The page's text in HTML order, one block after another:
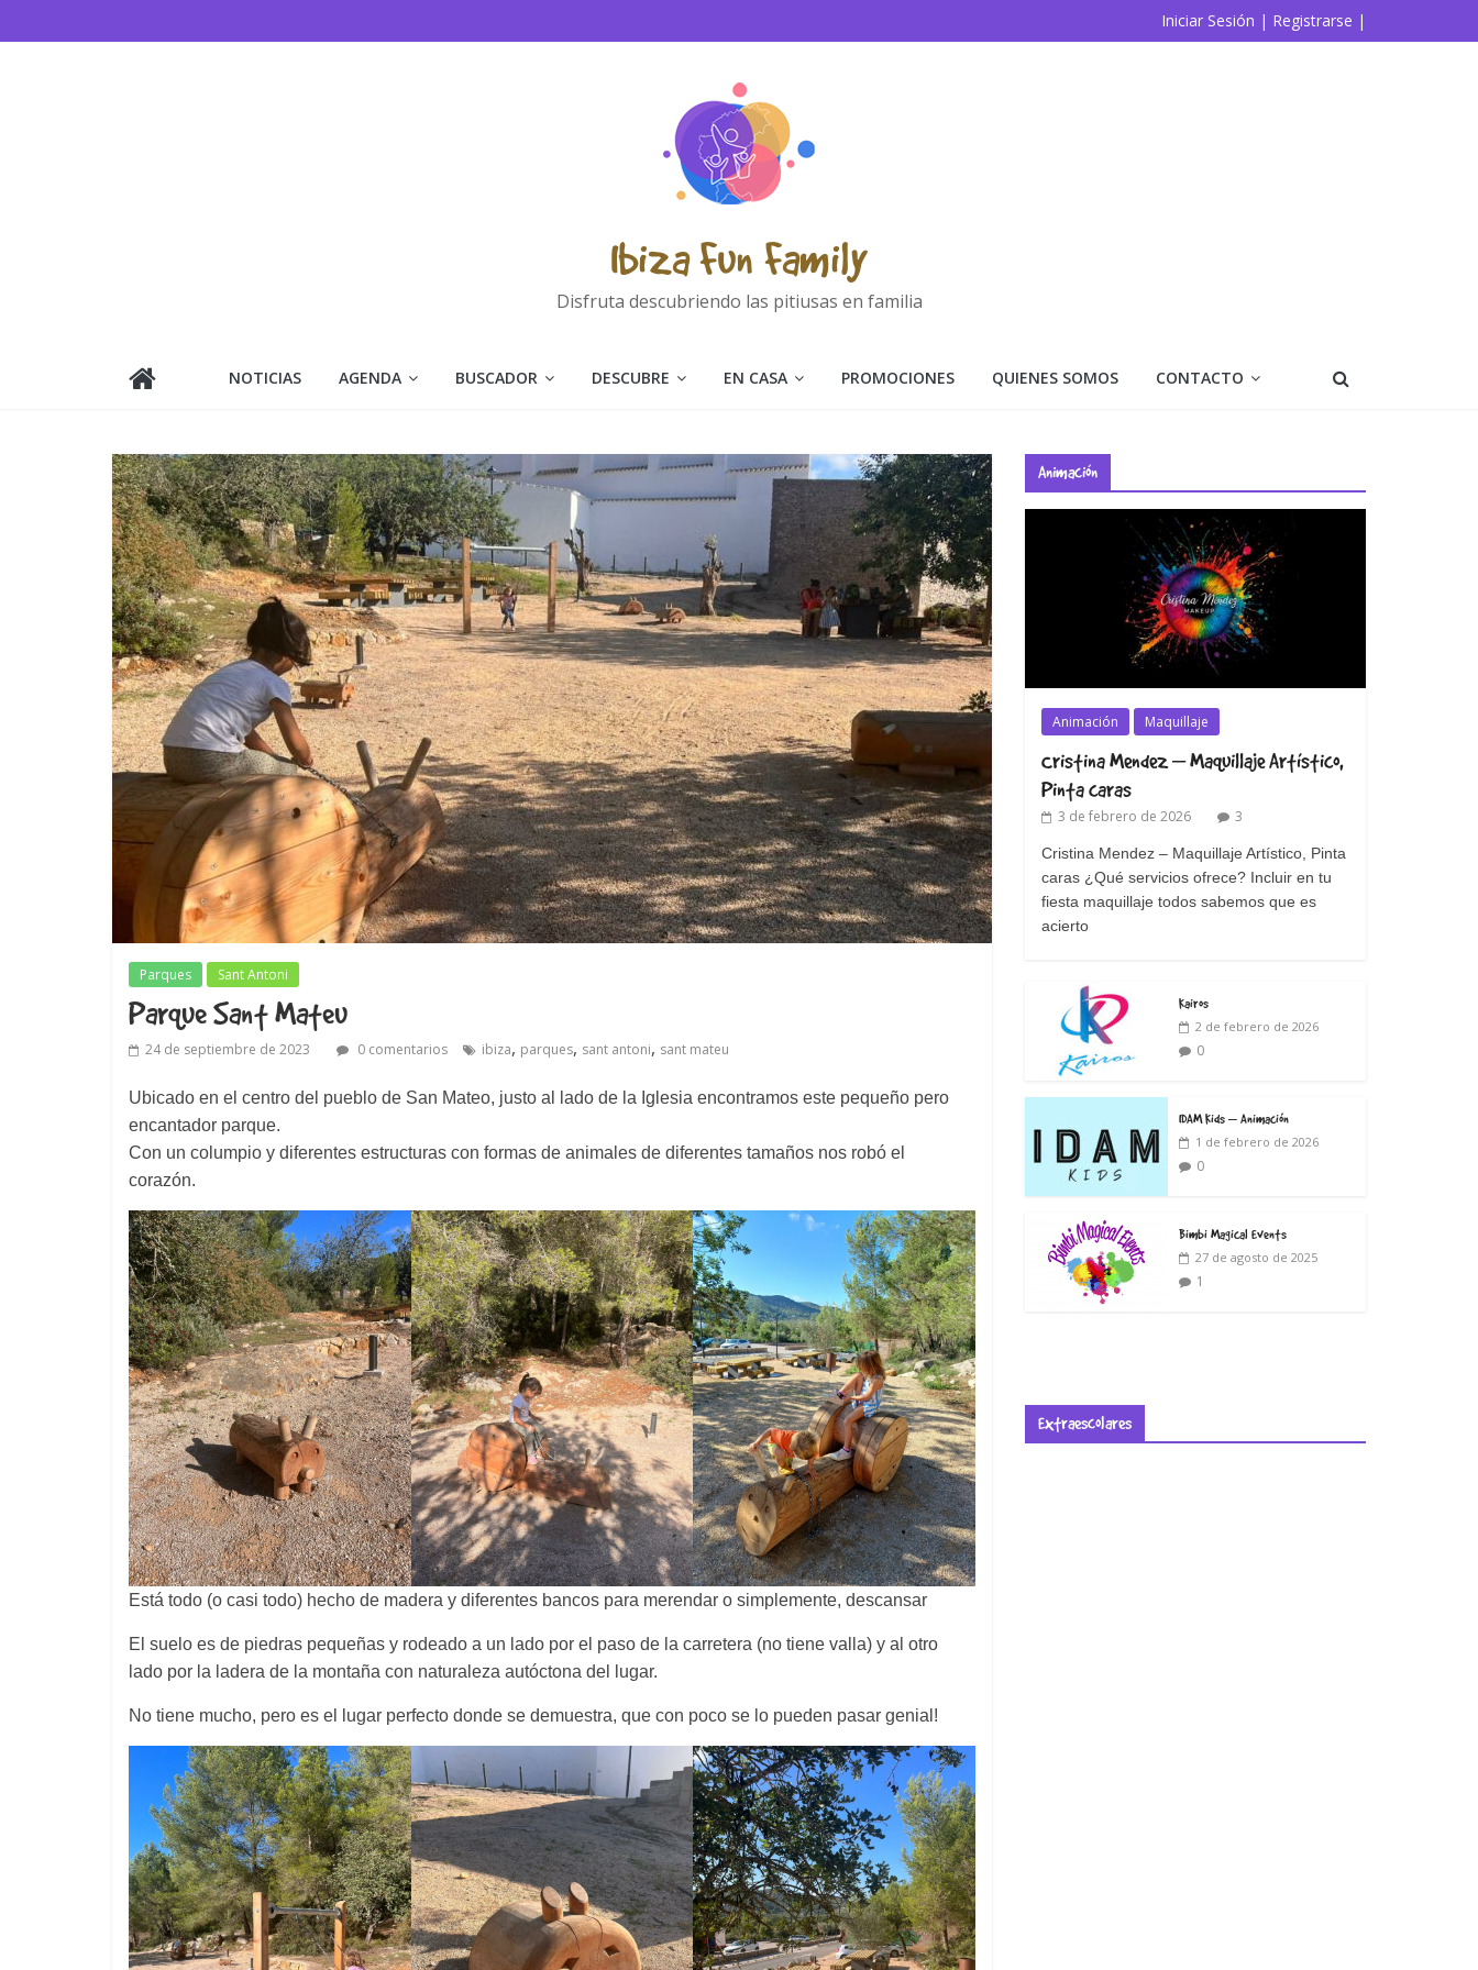
al
Iniciar Sesión | Registrarse |
Ibiza Fun Family
Disfruta descubriendo las pitiusas en familia
NOTICIAS AGENDA BUSCADOR DESCUBRE EN CASA PROMOCIONES QUIENES SOMOS CONTACTO
Parques Sant Antoni
Parque Sant Mateu
24 de septiembre de 2023 0 comentarios ibiza, parques, sant antoni, sant mateu
Ubicado en el centro del pueblo de San Mateo, justo al lado de la Iglesia encontramos este pequeño pero
encantador parque.
Con un columpio y diferentes estructuras con formas de animales de diferentes tamaños nos robó el
corazón.
Está todo (o casi todo) hecho de madera y diferentes bancos para merendar o simplemente, descansar
El suelo es de piedras pequeñas y rodeado a un lado por el paso de la carretera (no tiene valla) y al otro
lado por la ladera de la montaña con naturaleza autóctona del lugar.
No tiene mucho, pero es el lugar perfecto donde se demuestra, que con poco se lo pueden pasar genial!
Animación
Animación Maquillaje
Cristina Mendez – Maquillaje Artístico,
Pinta caras
3 de febrero de 2026 3
Cristina Mendez – Maquillaje Artístico, Pinta
caras ¿Qué servicios ofrece? Incluir en tu
fiesta maquillaje todos sabemos que es
acierto
Kairos
2 de febrero de 2026
0
IDAM Kids – Animación
1 de febrero de 2026
0
Bimbi Magical Events
27 de agosto de 2025
1
Extraescolares